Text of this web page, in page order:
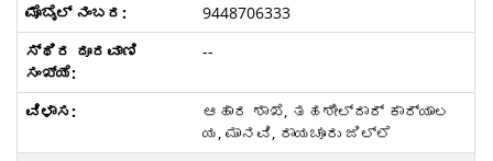
9448706333
--
ಆಹಾರ ಶಾಖೆ, ತಹಶೀಲ್ದಾರ್ ಕಾರ್ಯಾಲ
ಯ, ಮಾನವಿ, ರಾಯಚೂರು ಜಿಲ್ಲೆ